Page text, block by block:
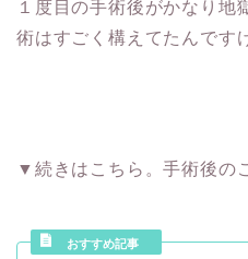
１度目の手術後がかなり地
術はすごく構えてたんです
▼続きはこちら。手術後の